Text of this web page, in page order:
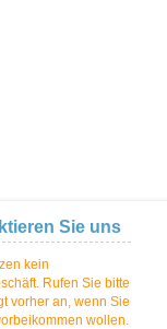
Sie uns
kein
Rufen Sie bitte
vorher an, wenn Sie
wollen.